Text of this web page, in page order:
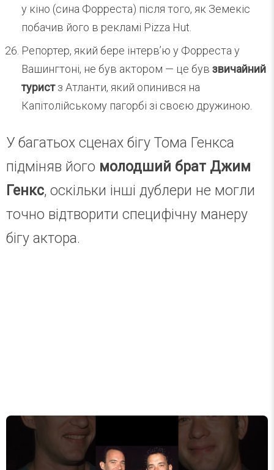
у кіно (сина Форреста) після того, як Земекіс
побачив його в рекламі Pizza Hut.
Репортер, який бере інтерв’ю у Форреста у
Вашингтоні, не був актором — це був звичайний
туристз Атланти, який опинився на
Капітолійському пагорбі зі своєю дружиною.
У багатьох сценах бігу Тома Генкса
підміняв його молодший брат Джим
Генкс, оскільки інші дублери не могли
точно відтворити специфічну манеру
бігу актора.